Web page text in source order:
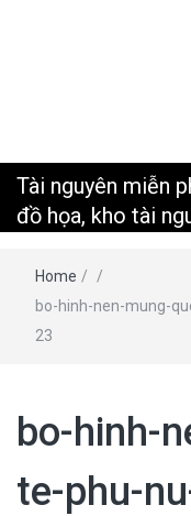
Tài nguyên miễn
đồ họa, kho tài
Home /
/
bo-hinh-nen-mung-
23
bo-hinh-
te-phu-